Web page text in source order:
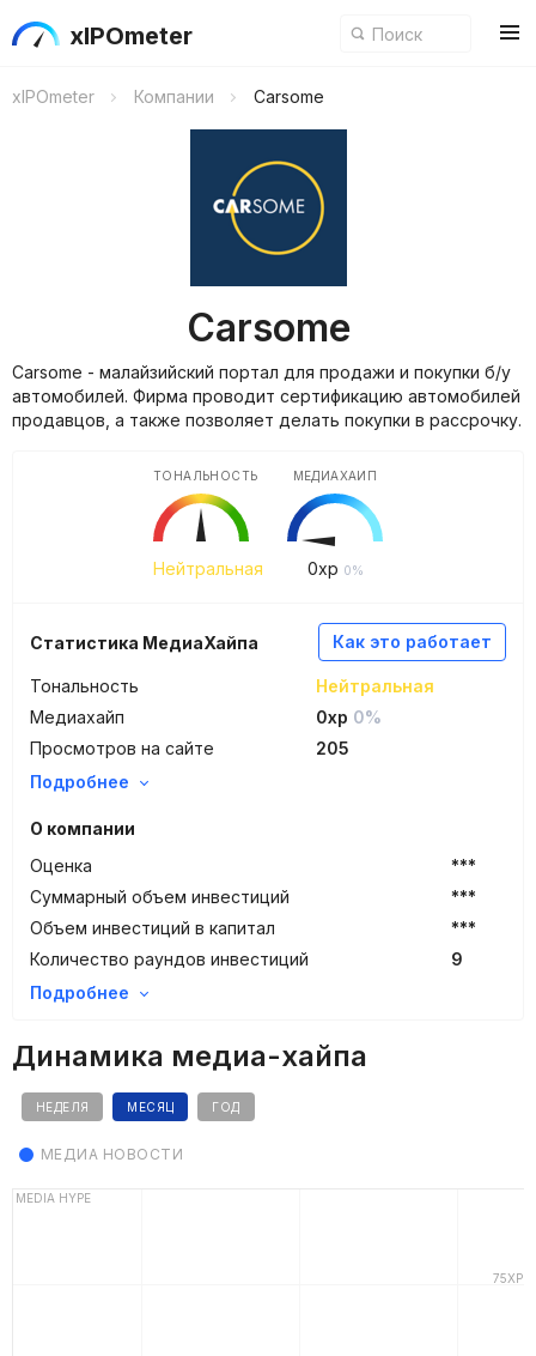
xIPOmeter
xIPOmeter Компании Carsome
Carsome
Carsome - малайзийский портал для продажи и покупки б/у
автомобилей. Фирма проводит сертификацию автомобилей
продавцов, а также позволяет делать покупки в рассрочку.
Нейтральная
ТОНАЛЬНОСТЬ
0xp 0%
МЕДИАХАЙП
Как это работает
Статистика МедиаХайпа
Тональность
Нейтральная
Медиахайп
0xp 0%
Просмотров на сайте
205
Подробнее
О компании
Оценка
***
Суммарный объем инвестиций
***
Объем инвестиций в капитал
***
Количество раундов инвестиций
9
Подробнее
Динамика медиа-хайпа
НЕДЕЛЯ МЕСЯЦ ГОД
МЕДИА НОВОСТИ